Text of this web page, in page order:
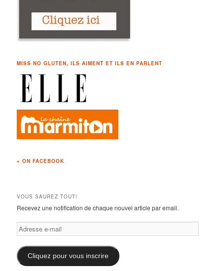
MISS NO GLUTEN, ILS AIMENT ET ILS EN PARLENT
+ ON FACEBOOK
VOUS SAUREZ TOUT!
Recevez une notification de chaque nouvel article par email.
Adresse
e-
mail
Cliquez pour vous inscrire